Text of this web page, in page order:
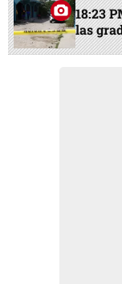
18:23
las